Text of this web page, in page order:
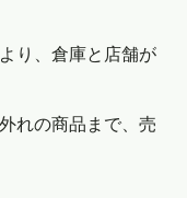
り、倉庫と店舗が
れの商品まで、売